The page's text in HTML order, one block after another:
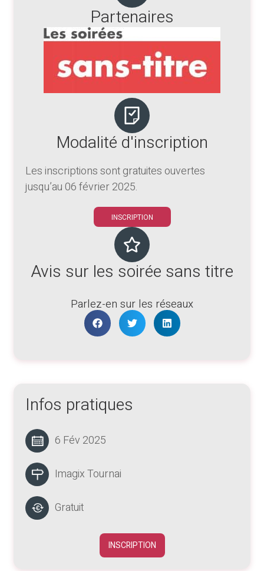
Partenaires
Modalité d'inscription
Les inscriptions sont gratuites ouvertes
jusqu’au 06 février 2025.
INSCRIPTION
Avis sur les soirée sans titre
Parlez-en sur les réseaux
Infos pratiques
6 Fév 2025
Imagix Tournai
Gratuit
INSCRIPTION